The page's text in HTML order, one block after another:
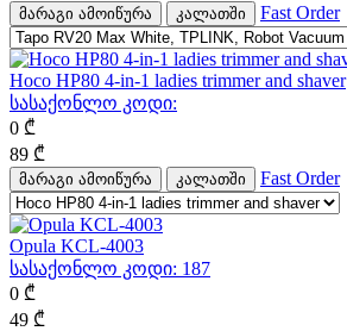
მარაგი ამოიწურა კალათში Fast Order
Hoco HP80 4-in-1 ladies trimmer and shaver
სასაქონლო კოდი:
0 ₾
89 ₾
მარაგი ამოიწურა კალათში Fast Order
Opula KCL-4003
სასაქონლო კოდი: 187
0 ₾
49 ₾